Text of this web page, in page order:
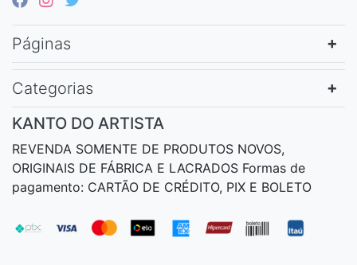
Páginas
Categorias
KANTO DO ARTISTA
REVENDA SOMENTE DE PRODUTOS NOVOS,
ORIGINAIS DE FÁBRICA E LACRADOS Formas de
pagamento: CARTÃO DE CRÉDITO, PIX E BOLETO